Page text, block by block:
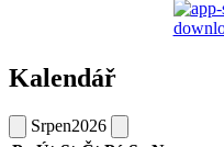
Kalendář
Srpen2026